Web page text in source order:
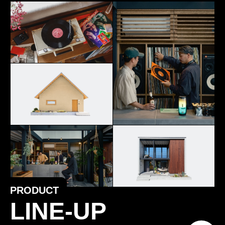
PRODUCT
LINE-UP